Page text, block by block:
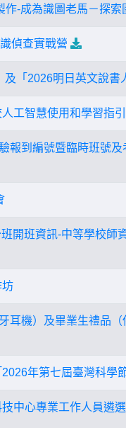
-成為識圖老馬－探
偵查實戰營
及「2026明日英文說
工智慧使用和學習指引
報到編號暨臨時班號及
開班資訊-中等學校師
坊
耳機）及畢業生禮品（
年第七屆臺灣科學
技中心專業工作人員遴